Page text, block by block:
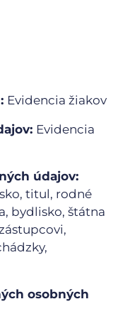
Evidencia žiakov
Evidencia
údajov:
titul, rodné
bydlisko, štátna
osobných